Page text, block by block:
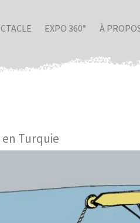
EXPO 360° À
Turquie